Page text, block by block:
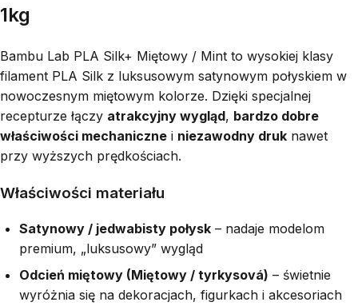
1kg
Bambu Lab PLA Silk+ Miętowy / Mint to wysokiej klasy
filament PLA Silk z luksusowym satynowym połyskiem w
nowoczesnym miętowym kolorze. Dzięki specjalnej
recepturze łączy atrakcyjny wygląd, bardzo dobre
właściwości mechaniczne i niezawodny druk nawet
przy wyższych prędkościach.
Właściwości materiału
Satynowy / jedwabisty połysk – nadaje modelom
premium, „luksusowy” wygląd
Odcień miętowy (Miętowy / tyrkysová) – świetnie
wyróżnia się na dekoracjach, figurkach i akcesoriach